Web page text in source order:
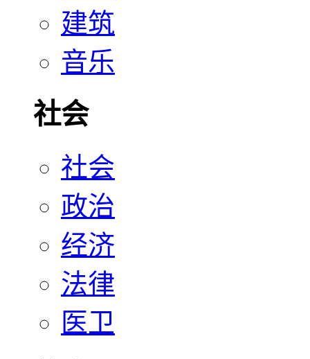
建筑
音乐
社会
社会
政治
经济
法律
医卫